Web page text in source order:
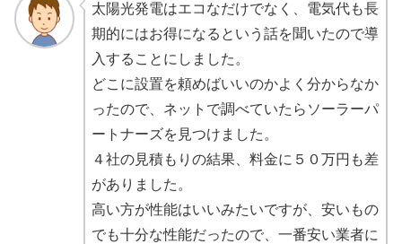
太陽光発電はエコなだけでなく、電気代も長
期的にはお得になるという話を聞いたので導
入することにしました。
どこに設置を頼めばいいのかよく分からなか
ったので、ネットで調べていたらソーラーパ
ートナーズを見つけました。
４社の見積もりの結果、料金に５０万円も差
がありました。
高い方が性能はいいみたいですが、安いもの
でも十分な性能だったので、一番安い業者に